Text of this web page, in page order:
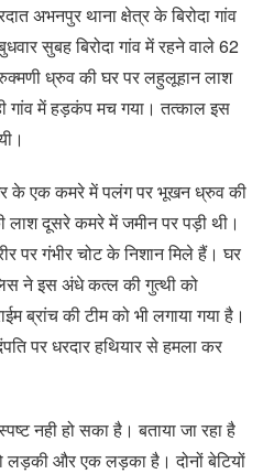
अभनपुर थाना क्षेत्र के बिरोदा गांव
सुबह बिरोदा गांव में रहने वाले 62
ध्रुव की घर पर लहुलूहान लाश
गांव में हड़कंप मच गया। तत्काल इस
के एक कमरे में पलंग पर भूखन ध्रुव की
लाश दूसरे कमरे में जमीन पर पड़ी थी।
पर गंभीर चोट के निशान मिले हैं। घर
ने इस अंधे कत्ल की गुत्थी को
की टीम को भी लगाया गया है।
पर धरदार हथियार से हमला कर
नही हो सका है। बताया जा रहा है
और एक लड़का है। दोनों बेटियों